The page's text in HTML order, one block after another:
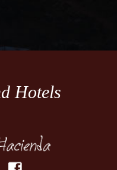
Hotels